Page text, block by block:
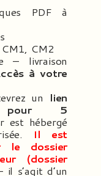
PDF à
CM2
– livraison
à votre
un lien
pour 5
est hébergé
Il est
le dossier
(dossier
s’agit d’un